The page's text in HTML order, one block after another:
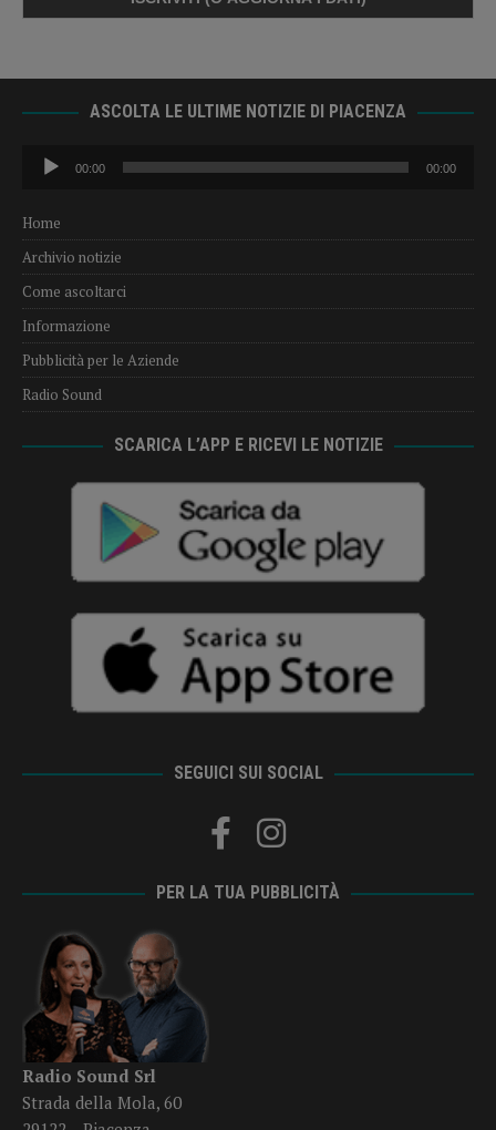
ASCOLTA LE ULTIME NOTIZIE DI PIACENZA
Audio
Player
00:00 00:00
Home
Archivio notizie
Come ascoltarci
Informazione
Pubblicità per le Aziende
Radio Sound
SCARICA L’APP E RICEVI LE NOTIZIE
SEGUICI SUI SOCIAL
PER LA TUA PUBBLICITÀ
Radio Sound Srl
Strada della Mola, 60